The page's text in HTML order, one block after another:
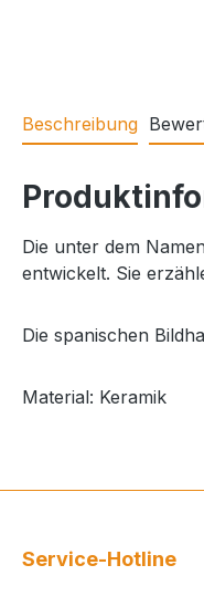
Beschreibung
Die unter dem
entwickelt. Sie
Die spanischen
Material: Keramik
Service-Hotline